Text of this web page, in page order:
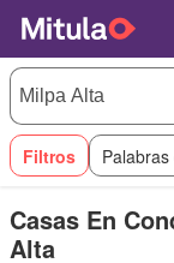
Filtros
Casas En
Alta